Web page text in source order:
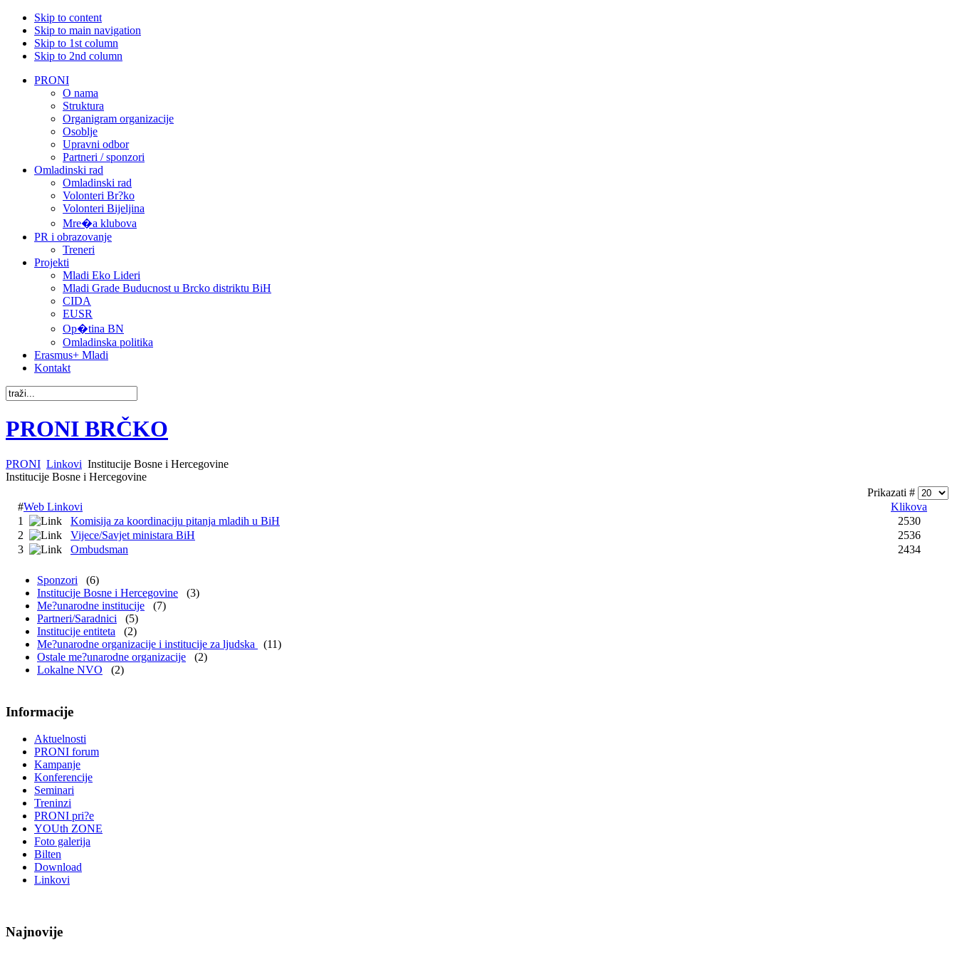
Skip to content
Skip to main navigation
Skip to 1st column
Skip to 2nd column
PRONI
O nama
Struktura
Organigram organizacije
Osoblje
Upravni odbor
Partneri / sponzori
Omladinski rad
Omladinski rad
Volonteri Br?ko
Volonteri Bijeljina
Mre�a klubova
PR i obrazovanje
Treneri
Projekti
Mladi Eko Lideri
Mladi Grade Buducnost u Brcko distriktu BiH
CIDA
EUSR
Op�tina BN
Omladinska politika
Erasmus+ Mladi
Kontakt
PRONI BRČKO
PRONI Linkovi Institucije Bosne i Hercegovine
Institucije Bosne i Hercegovine
Prikazati #
#Web Linkovi
Klikova
1
Komisija za koordinaciju pitanja mladih u BiH
2530
2
Vijece/Savjet ministara BiH
2536
3
Ombudsman 2434
Sponzori
(6)
Institucije Bosne i Hercegovine
(3)
Me?unarodne institucije
(7)
Partneri/Saradnici
(5)
Institucije entiteta
(2)
Me?unarodne organizacije i institucije za ljudska
(11)
Ostale me?unarodne organizacije
(2)
Lokalne NVO
(2)
Informacije
Aktuelnosti
PRONI forum
Kampanje
Konferencije
Seminari
Treninzi
PRONI pri?e
YOUth ZONE
Foto galerija
Bilten
Download
Linkovi
Najnovije